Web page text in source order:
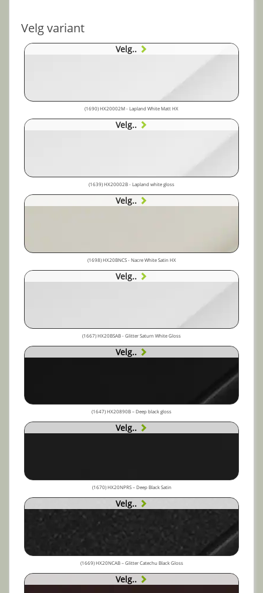
Velg variant
Velg..
(1690) HX20002M - Lapland White Matt HX
Velg..
(1639) HX20002B - Lapland white gloss
Velg..
(1698) HX20BNCS - Nacre White Satin HX
Velg..
(1667) HX20BSAB - Glitter Saturn White Gloss
Velg..
(1647) HX20890B – Deep black gloss
Velg..
(1670) HX20NPRS – Deep Black Satin
Velg..
(1669) HX20NCAB – Glitter Catechu Black Gloss
Velg..